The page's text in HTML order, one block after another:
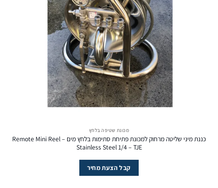
מכונת שטיפה בלחץ
כננת מיני שליטה מרחוק למכונת פתיחת סתימות בלחץ מים – Remote Mini Reel
Stainless Steel 1/4 – TJE
קבל הצעת מחיר